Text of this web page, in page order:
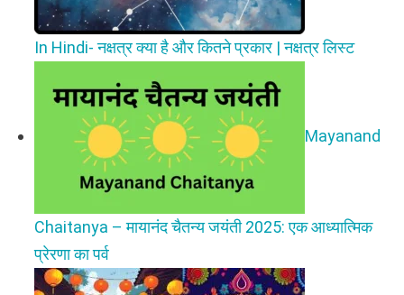
In Hindi- नक्षत्र क्या है और कितने प्रकार | नक्षत्र लिस्ट
Mayanand
Chaitanya – मायानंद चैतन्य जयंती 2025: एक आध्यात्मिक
प्रेरणा का पर्व